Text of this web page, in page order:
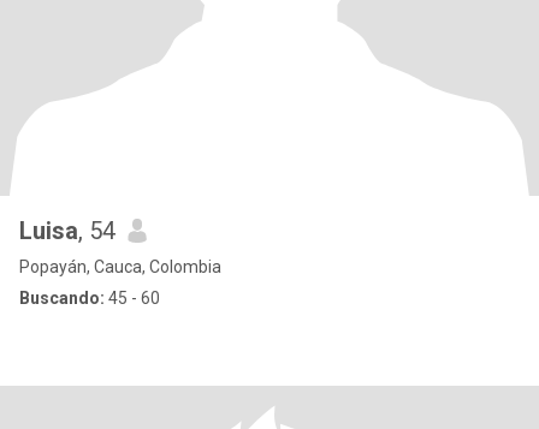
Luisa, 54
Popayán, Cauca, Colombia
Buscando: 45 - 60